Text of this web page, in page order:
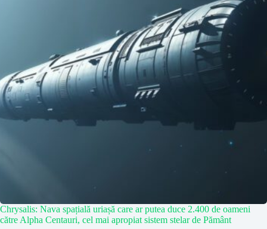
Chrysalis: Nava spațială uriașă care ar putea duce 2.400 de oameni
către Alpha Centauri, cel mai apropiat sistem stelar de Pământ